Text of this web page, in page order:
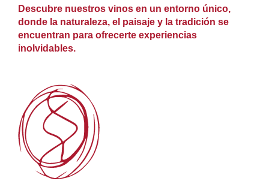
Descubre nuestros vinos en un entorno único,
donde la naturaleza, el paisaje y la tradición se
encuentran para ofrecerte experiencias
inolvidables.